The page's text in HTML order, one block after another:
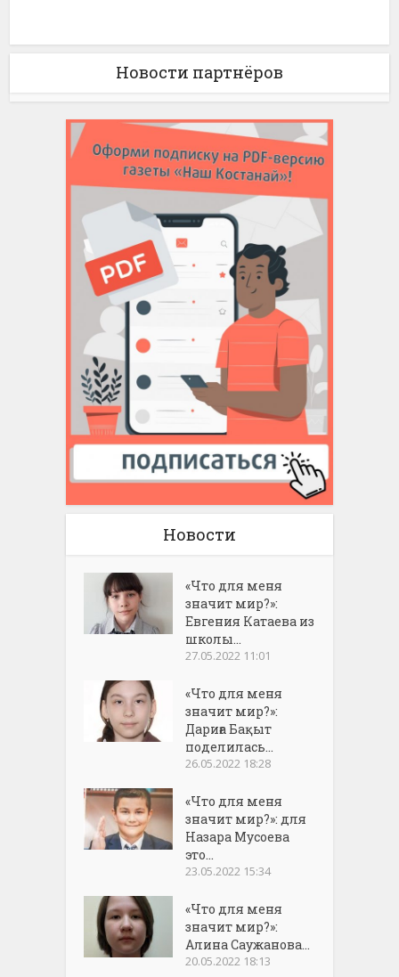
Новости партнёров
Новости
«Что для меня
значит мир?»:
Евгения Катаева из
школы...
27.05.2022 11:01
«Что для меня
значит мир?»:
Дариға Бақыт
поделилась...
26.05.2022 18:28
«Что для меня
значит мир?»: для
Назара Мусоева
это...
23.05.2022 15:34
«Что для меня
значит мир?»:
Алина Саужанова...
20.05.2022 18:13